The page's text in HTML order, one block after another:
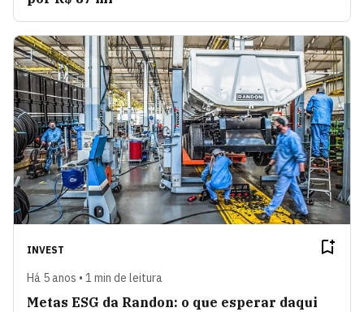
INVEST
Há 5 anos • 1 min de leitura
Metas ESG da Randon: o que esperar daqui